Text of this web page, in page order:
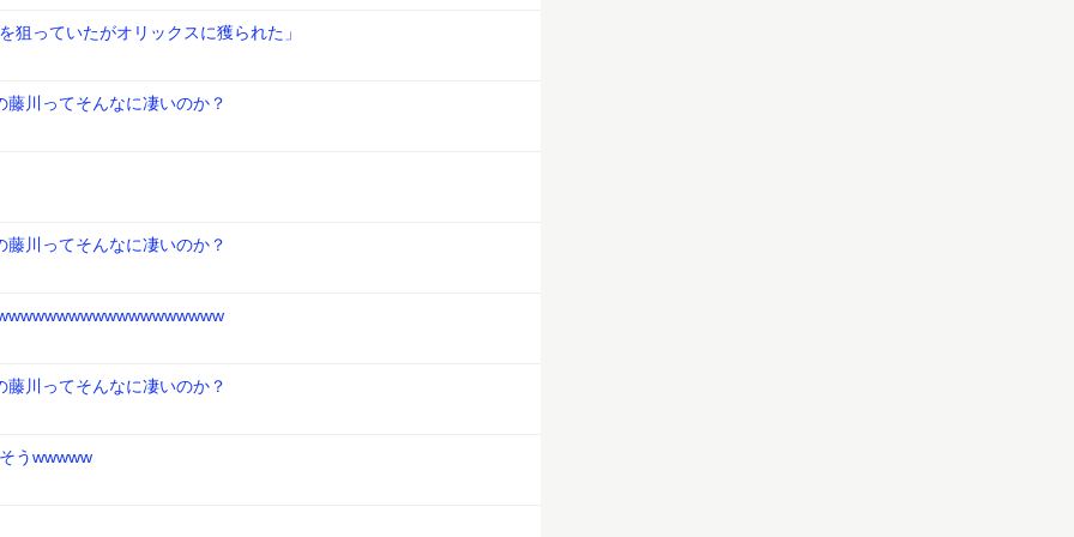
狙っていたがオリックスに獲られた」
川ってそんなに凄いのか？
川ってそんなに凄いのか？
川ってそんなに凄いのか？
うwwwww